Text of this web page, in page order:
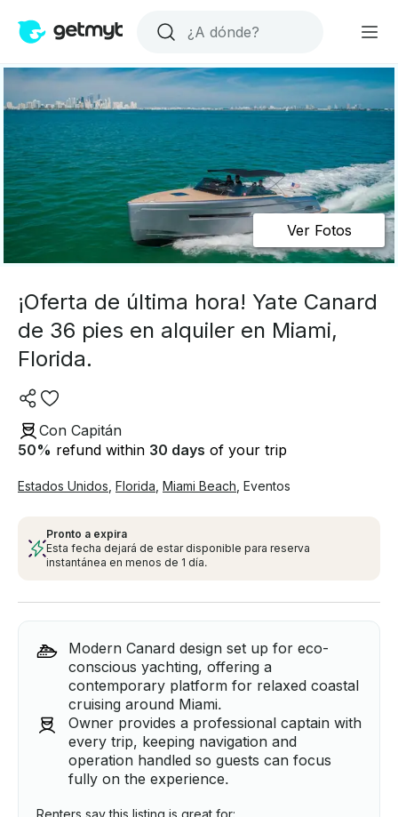
Ver Fotos
¡Oferta de última hora! Yate Canard
de 36 pies en alquiler en Miami,
Florida.
Con Capitán
50% refund within 30 days of your trip
Estados Unidos Florida Miami Beach Eventos
Pronto a expira
Esta fecha dejará de estar disponible para reserva
instantánea en menos de 1 día.
Modern Canard design set up for eco-
conscious yachting, offering a
contemporary platform for relaxed coastal
cruising around Miami.
Owner provides a professional captain with
every trip, keeping navigation and
operation handled so guests can focus
fully on the experience.
Renters say this listing is great for: